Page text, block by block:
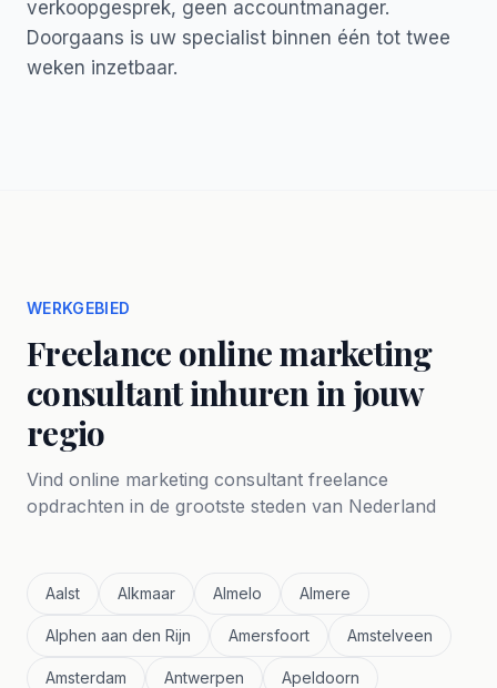
verkoopgesprek, geen accountmanager.
Doorgaans is uw specialist binnen één tot twee
weken inzetbaar.
WERKGEBIED
Freelance online marketing
consultant inhuren in jouw
regio
Vind online marketing consultant freelance
opdrachten in de grootste steden van Nederland
Aalst Alkmaar Almelo Almere
Alphen aan den Rijn Amersfoort Amstelveen
Amsterdam Antwerpen Apeldoorn